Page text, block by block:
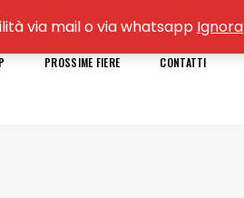
PROSSIME FIERE CONTATTI
via mail o via whatsapp Ignora